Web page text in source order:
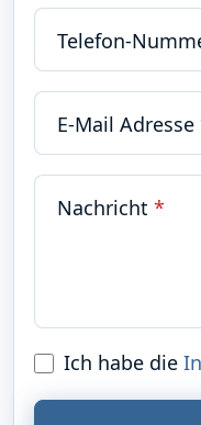
Telefon-
E-Mail Adresse
Nachricht *
Ich habe die